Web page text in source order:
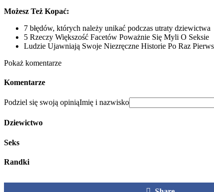
Możesz Też Kopać:
7 błędów, których należy unikać podczas utraty dziewictwa
5 Rzeczy Większość Facetów Poważnie Się Myli O Seksie
Ludzie Ujawniają Swoje Niezręczne Historie Po Raz
Pokaż komentarze
Komentarze
Podziel się swoją opiniąImię i nazwisko
Dziewictwo
Seks
Randki